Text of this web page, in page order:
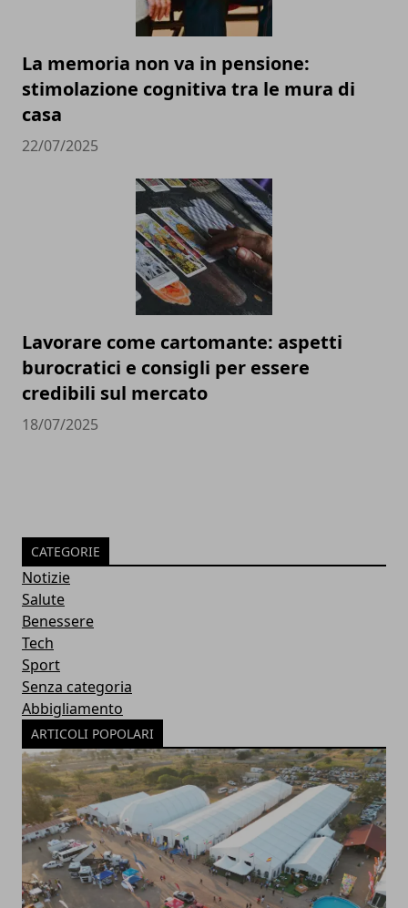
La memoria non va in pensione:
stimolazione cognitiva tra le mura di
casa
22/07/2025
Lavorare come cartomante: aspetti
burocratici e consigli per essere
credibili sul mercato
18/07/2025
CATEGORIE
Notizie
Salute
Benessere
Tech
Sport
Senza categoria
Abbigliamento
ARTICOLI POPOLARI